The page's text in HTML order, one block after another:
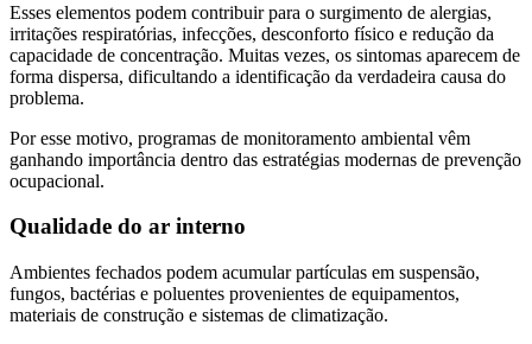
Esses elementos podem contribuir para o surgimento de alergias,
irritações respiratórias, infecções, desconforto físico e redução da
capacidade de concentração. Muitas vezes, os sintomas aparecem de
forma dispersa, dificultando a identificação da verdadeira causa do
problema.
Por esse motivo, programas de monitoramento ambiental vêm
ganhando importância dentro das estratégias modernas de prevenção
ocupacional.
Qualidade do ar interno
Ambientes fechados podem acumular partículas em suspensão,
fungos, bactérias e poluentes provenientes de equipamentos,
materiais de construção e sistemas de climatização.